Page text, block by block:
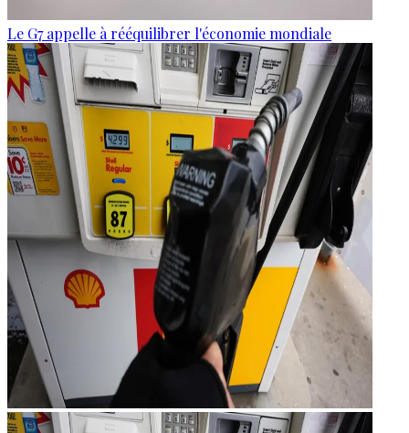
Le G7 appelle à rééquilibrer l'économie mondiale